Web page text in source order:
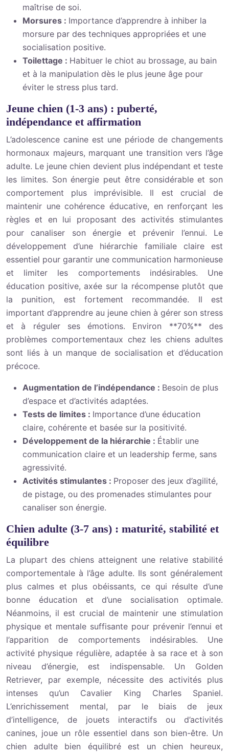
maîtrise de soi.
Morsures : Importance d’apprendre à inhiber la
morsure par des techniques appropriées et une
socialisation positive.
Toilettage : Habituer le chiot au brossage, au bain
et à la manipulation dès le plus jeune âge pour
éviter le stress plus tard.
Jeune chien (1-3 ans) : puberté,
indépendance et affirmation
L’adolescence canine est une période de changements
hormonaux majeurs, marquant une transition vers l’âge
adulte. Le jeune chien devient plus indépendant et teste
les limites. Son énergie peut être considérable et son
comportement plus imprévisible. Il est crucial de
maintenir une cohérence éducative, en renforçant les
règles et en lui proposant des activités stimulantes
pour canaliser son énergie et prévenir l’ennui. Le
développement d’une hiérarchie familiale claire est
essentiel pour garantir une communication harmonieuse
et limiter les comportements indésirables. Une
éducation positive, axée sur la récompense plutôt que
la punition, est fortement recommandée. Il est
important d’apprendre au jeune chien à gérer son stress
et à réguler ses émotions. Environ **70%** des
problèmes comportementaux chez les chiens adultes
sont liés à un manque de socialisation et d’éducation
précoce.
Augmentation de l’indépendance : Besoin de plus
d’espace et d’activités adaptées.
Tests de limites : Importance d’une éducation
claire, cohérente et basée sur la positivité.
Développement de la hiérarchie : Établir une
communication claire et un leadership ferme, sans
agressivité.
Activités stimulantes : Proposer des jeux d’agilité,
de pistage, ou des promenades stimulantes pour
canaliser son énergie.
Chien adulte (3-7 ans) : maturité, stabilité et
équilibre
La plupart des chiens atteignent une relative stabilité
comportementale à l’âge adulte. Ils sont généralement
plus calmes et plus obéissants, ce qui résulte d’une
bonne éducation et d’une socialisation optimale.
Néanmoins, il est crucial de maintenir une stimulation
physique et mentale suffisante pour prévenir l’ennui et
l’apparition de comportements indésirables. Une
activité physique régulière, adaptée à sa race et à son
niveau d’énergie, est indispensable. Un Golden
Retriever, par exemple, nécessite des activités plus
intenses qu’un Cavalier King Charles Spaniel.
L’enrichissement mental, par le biais de jeux
d’intelligence, de jouets interactifs ou d’activités
canines, joue un rôle essentiel dans son bien-être. Un
chien adulte bien équilibré est un chien heureux,